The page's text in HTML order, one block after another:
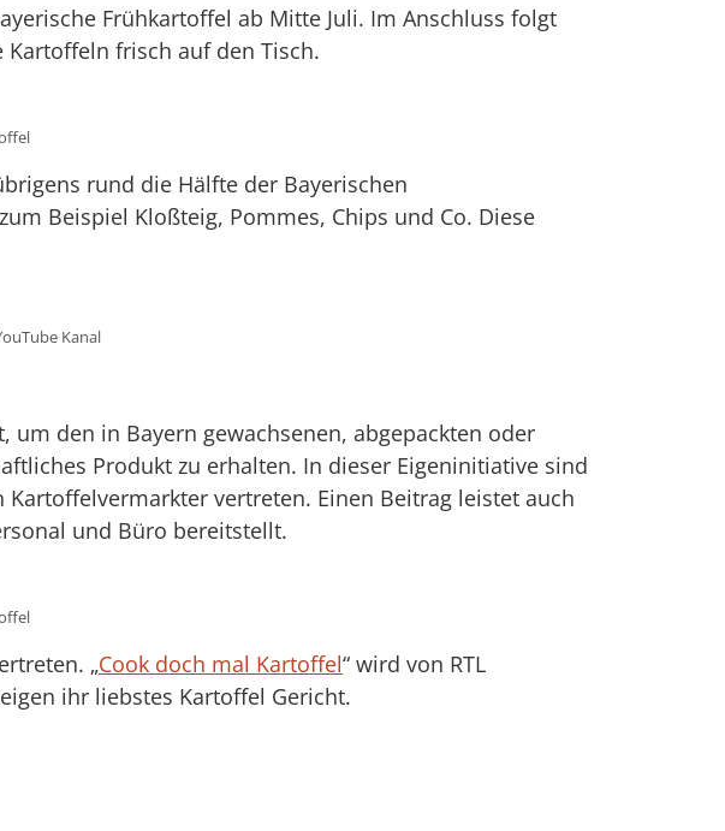
Frühkartoffel ab Mitte Juli. Im Anschluss folgt
frisch auf den Tisch.
rund die Hälfte der Bayerischen
Beispiel Kloßteig, Pommes, Chips und Co. Diese
Kanal
den in Bayern gewachsenen, abgepackten oder
Produkt zu erhalten. In dieser Eigeninitiative sind
vertreten. Einen Beitrag leistet auch
und Büro bereitstellt.
„Cook doch mal Kartoffel“ wird von RTL
ihr liebstes Kartoffel Gericht.